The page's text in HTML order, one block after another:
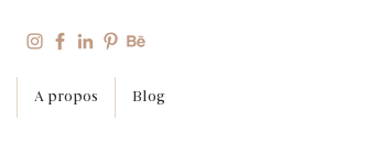
A propos Blog